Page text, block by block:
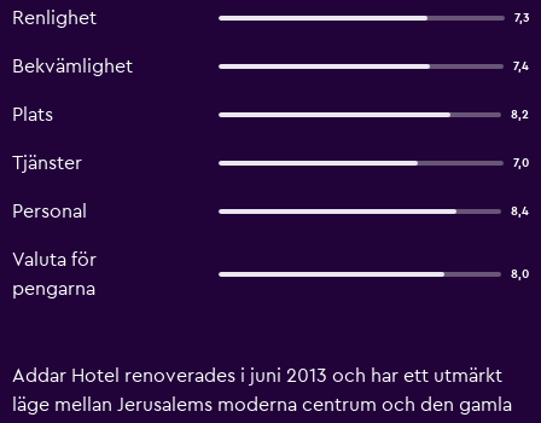
Renlighet 7,3
Bekvämlighet 7,4
Plats 8,2
Tjänster 7,0
Personal 8,4
Valuta för
pengarna
8,0
Addar Hotel renoverades i juni 2013 och har ett utmärkt
läge mellan Jerusalems moderna centrum och den gamla